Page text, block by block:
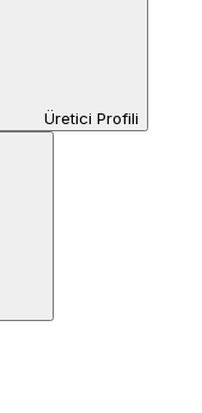
Üretici Profili